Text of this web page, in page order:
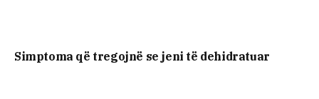
Simptoma që tregojnë se jeni të dehidratuar